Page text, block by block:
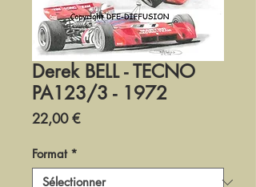
Derek BELL - TECNO
PA123/3 - 1972
22,00 €Prix
Format *